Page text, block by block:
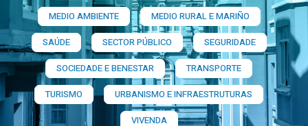
MEDIO AMBIENTE
MEDIO RURAL E MARIÑO
SAÚDE
SECTOR PÚBLICO
SEGURIDADE
SOCIEDADE E BENESTAR
TRANSPORTE
TURISMO
URBANISMO E INFRAESTRUTURAS
VIVENDA